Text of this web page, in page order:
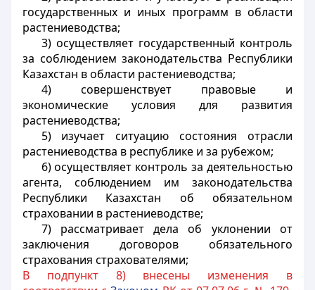
государственных и иных программ в области
растениеводства;
3) осуществляет государственный контроль
за соблюдением законодательства Республики
Казахстан в области растениеводства;
4) совершенствует правовые и
экономические условия для развития
растениеводства;
5) изучает ситуацию состояния отрасли
растениеводства в республике и за рубежом;
6) осуществляет контроль за деятельностью
агента, соблюдением им законодательства
Республики Казахстан об обязательном
страховании в растениеводстве;
7) рассматривает дела об уклонении от
заключения договоров обязательного
страхования страхователями;
В подпункт 8) внесены изменения в